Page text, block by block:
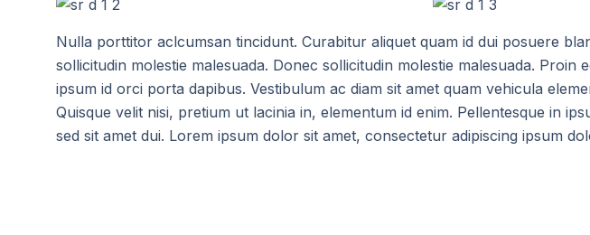
Nulla porttitor aclcumsan tincidunt. Curabitur aliquet quam id dui posuere
sollicitudin molestie malesuada. Donec sollicitudin molestie malesuada.
ipsum id orci porta dapibus. Vestibulum ac diam sit amet quam vehicula
Quisque velit nisi, pretium ut lacinia in, elementum id enim. Pellentesque in
sed sit amet dui. Lorem ipsum dolor sit amet, consectetur adipiscing ipsum